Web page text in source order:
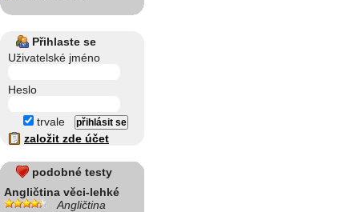
Přihlaste se
Uživatelské jméno
Heslo
trvale
založit zde účet
podobné testy
Angličtina věci-lehké
Angličtina